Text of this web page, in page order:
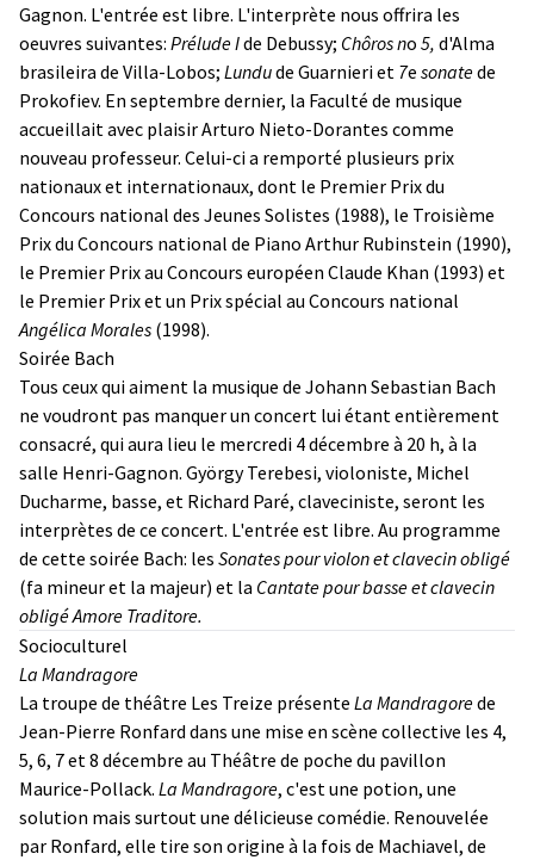
Gagnon. L'entrée est libre. L'interprète nous offrira les
oeuvres suivantes: Prélude Ide Debussy; Chôros no 5, d'Alma
brasileira de Villa-Lobos; Lundude Guarnieri et 7e sonatede
Prokofiev. En septembre dernier, la Faculté de musique
accueillait avec plaisir Arturo Nieto-Dorantes comme
nouveau professeur. Celui-ci a remporté plusieurs prix
nationaux et internationaux, dont le Premier Prix du
Concours national des Jeunes Solistes (1988), le Troisième
Prix du Concours national de Piano Arthur Rubinstein (1990),
le Premier Prix au Concours européen Claude Khan (1993) et
le Premier Prix et un Prix spécial au Concours national
Angélica Morales (1998).
Soirée Bach
Tous ceux qui aiment la musique de Johann Sebastian Bach
ne voudront pas manquer un concert lui étant entièrement
consacré, qui aura lieu le mercredi 4 décembre à 20 h, à la
salle Henri-Gagnon. György Terebesi, violoniste, Michel
Ducharme, basse, et Richard Paré, claveciniste, seront les
interprètes de ce concert. L'entrée est libre. Au programme
de cette soirée Bach: les Sonates pour violon et clavecin obligé
(fa mineur et la majeur) et la Cantate pour basse et clavecin
obligéAmore Traditore.
Socioculturel
La Mandragore
La troupe de théâtre Les Treize présente La Mandragorede
Jean-Pierre Ronfard dans une mise en scène collective les 4,
5, 6, 7 et 8 décembre au Théâtre de poche du pavillon
Maurice-Pollack. La Mandragore, c'est une potion, une
solution mais surtout une délicieuse comédie. Renouvelée
par Ronfard, elle tire son origine à la fois de Machiavel, de